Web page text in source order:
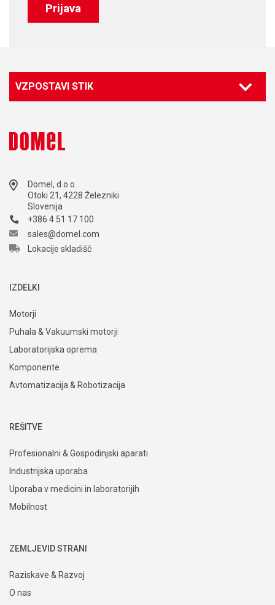
Prijava
VZPOSTAVI STIK
Domel, d.o.o.
Otoki 21, 4228 Železniki
Slovenija
+386 4 51 17 100
sales@domel.com
Lokacije skladišč
IZDELKI
Motorji
Puhala & Vakuumski motorji
Laboratorijska oprema
Komponente
Avtomatizacija & Robotizacija
REŠITVE
Profesionalni & Gospodinjski aparati
Industrijska uporaba
Uporaba v medicini in laboratorijih
Mobilnost
ZEMLJEVID STRANI
Raziskave & Razvoj
O nas